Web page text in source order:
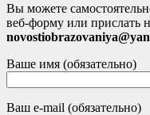
Вы можете
веб-форму или прислать
Ваше имя (обязательно)
Ваш e-mail (обязательно)